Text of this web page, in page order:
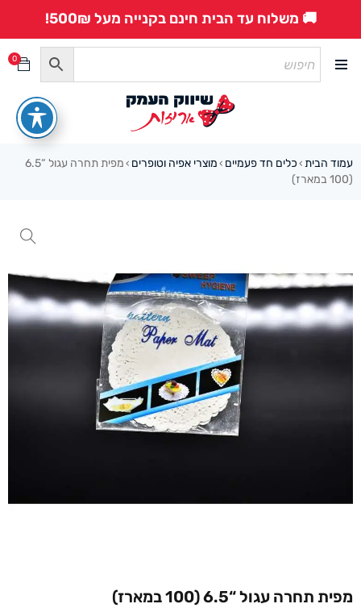
🚚 משלוח עד הבית חינם בקנייה מעל 500₪!
0
עמוד הבית › כלים חד פעמיים › מוצרי אפיה וטופרים ›
מפית תחרה עגול “6.5
(100 במארז)
מפית תחרה עגול “6.5 (100 במארז)